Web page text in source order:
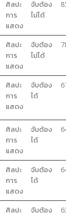
ศิลปะ
การ
แสดง
จับต้อง
ไม่ได้
ศิลปะ
การ
แสดง
จับต้อง
ไม่ได้
ศิลปะ
การ
แสดง
จับต้อง
ได้
ศิลปะ
การ
แสดง
จับต้อง
ได้
ศิลปะ
การ
แสดง
จับต้อง
ได้
ศิลปะ
จับต้อง